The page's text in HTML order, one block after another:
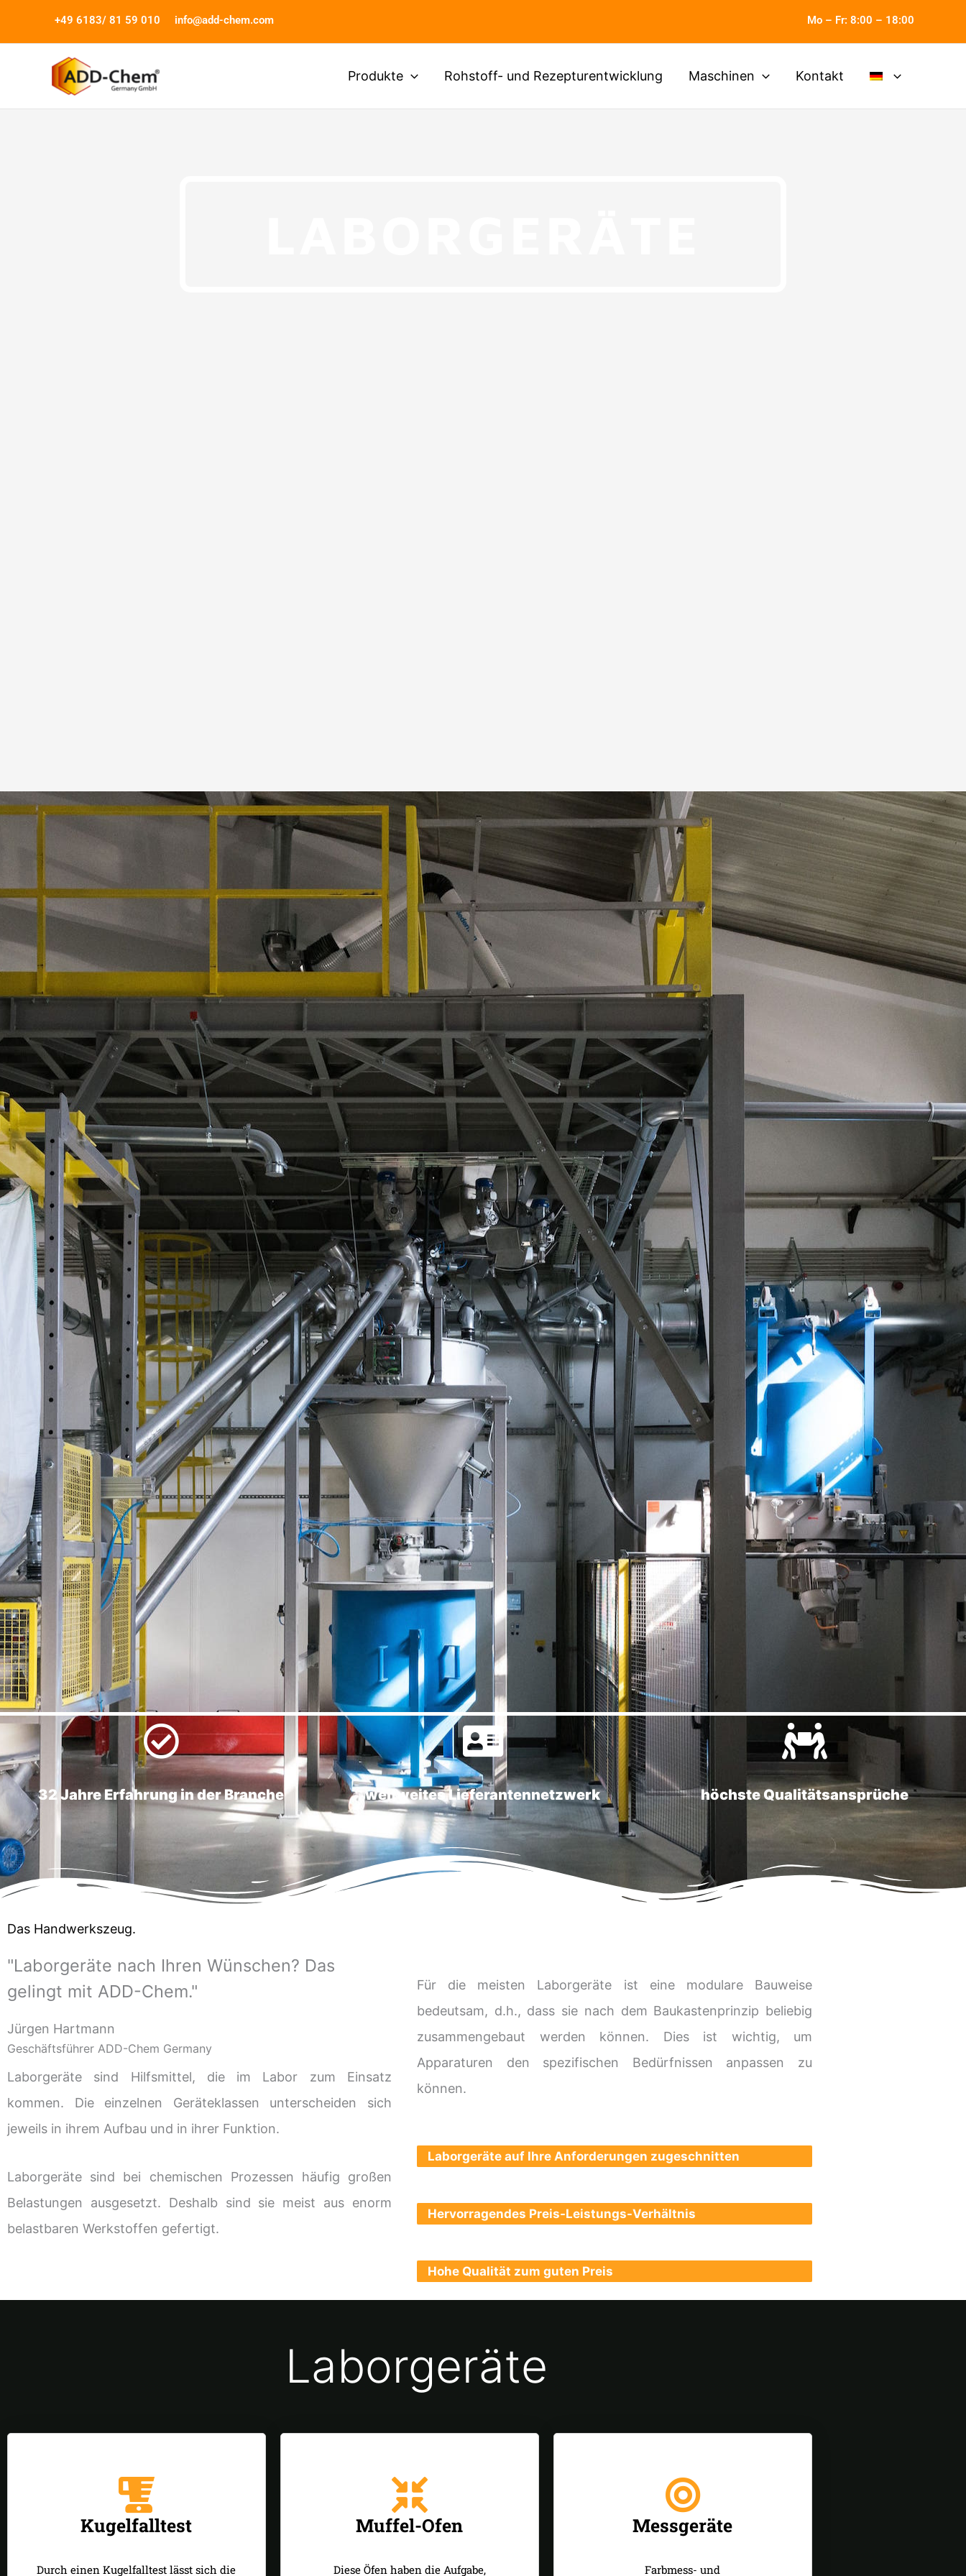
springen
+49 6183/ 81 59 010 info@add-chem.com Mo – Fr: 8:00 – 18:00
Produkte Rohstoff- und Rezepturentwicklung Maschinen Kontakt
32 Jahre Erfahrung in der Branche weltweites Lieferantennetzwerk höchste Qualitätsansprüche
Das Handwerkszeug.
"Laborgeräte nach Ihren Wünschen? Das
gelingt mit ADD-Chem."
Jürgen Hartmann
Geschäftsführer ADD-Chem Germany
Laborgeräte sind Hilfsmittel, die im Labor zum Einsatz
kommen. Die einzelnen Geräteklassen unterscheiden sich
jeweils in ihrem Aufbau und in ihrer Funktion.
Laborgeräte sind bei chemischen Prozessen häufig großen
Belastungen ausgesetzt. Deshalb sind sie meist aus enorm
belastbaren Werkstoffen gefertigt.
Für die meisten Laborgeräte ist eine modulare Bauweise
bedeutsam, d.h., dass sie nach dem Baukastenprinzip beliebig
zusammengebaut werden können. Dies ist wichtig, um
Apparaturen den spezifischen Bedürfnissen anpassen zu
können.
Laborgeräte auf Ihre Anforderungen zugeschnitten
Hervorragendes Preis-Leistungs-Verhältnis
Hohe Qualität zum guten Preis
Laborgeräte
Kugelfalltest
Durch einen Kugelfalltest lässt sich die
Muffel-Ofen
Diese Öfen haben die Aufgabe,
Messgeräte
Farbmess- und